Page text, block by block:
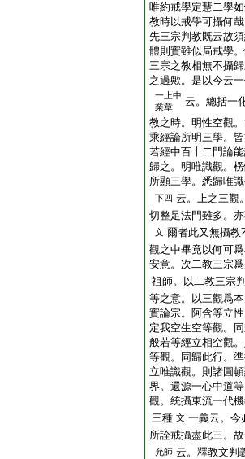
唯約戒學定慧二學
教時以戒學可攝何
先三宗判教既云故
體則實雖似局戒學
三宗之教相無不攝
之過歟。是以今云
一上中
業章
云。總括一
教之時。明性空觀
乘經論所明三學。
若經中百十二門論
歸之。明唯識觀。
所顯三學。悉歸唯
下四 云。上之三觀
切整足法門雖多。
文 爾者此又無攝教
觀之中畢竟以何可
安意。次二教三宗
祖師。以二教三宗
等之意。以三觀爲
實論宗。阿含等立
定我空生空等觀。
般若等經立相空觀
等觀。同歸此行。
立唯識觀。則諸圓
界。還源一心中道
觀。統攝東流一代
三種 文 一義云。今
所詮戒攝盡此三。
允師 云。釋教文判